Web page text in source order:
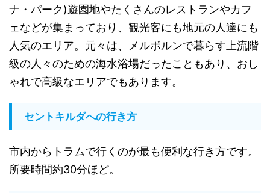
ナ・パーク)遊園地やたくさんのレストランやカフ
ェなどが集まっており、観光客にも地元の人達にも
人気のエリア。元々は、メルボルンで暮らす上流階
級の人々のための海水浴場だったこともあり、おし
ゃれで高級なエリアでもあります。
セントキルダへの行き方
市内からトラムで行くのが最も便利な行き方です。
所要時間約30分ほど。